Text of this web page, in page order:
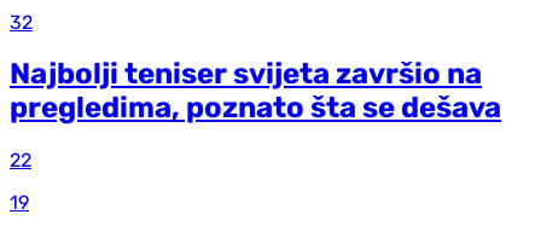
32
Najbolji teniser svijeta završio na
pregledima, poznato šta se dešava
22
19